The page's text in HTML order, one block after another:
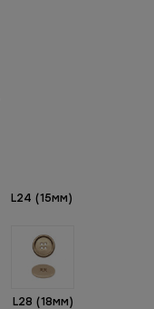
L24 (15мм)
L28 (18мм)